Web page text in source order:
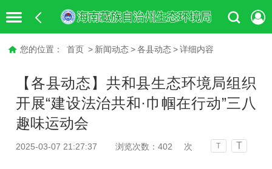
您的位置： 首页 > 新闻动态 > 各县动态 > 详细内容
【各县动态】共和县生态环境局组织
开展“建设法治共和·巾帼在行动”三八
趣味运动会
2025-03-07 21:27:37 浏览次数：402 次 T T